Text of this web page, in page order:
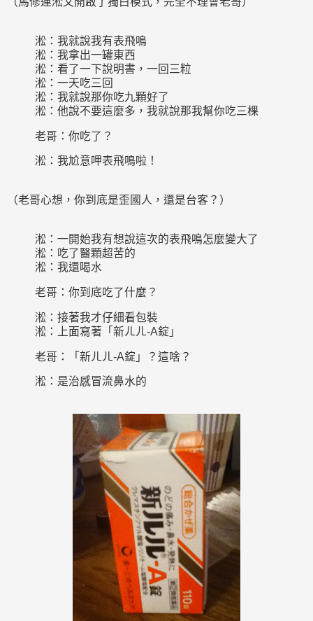
淞：我就說我有表飛鳴
淞：我拿出一罐東西
淞：看了一下說明書，一回三粒
淞：一天吃三回
淞：我就說那你吃九顆好了
淞：他說不要這麼多，我就說那我幫你吃三棵
老哥：你吃了？
淞：我尬意呷表飛鳴啦！
（老哥心想，你到底是歪國人，還是台客？）
淞：一開始我有想說這次的表飛鳴怎麼變大了
淞：吃了醫顆超苦的
淞：我還喝水
老哥：你到底吃了什麼？
淞：接著我才仔細看包裝
淞：上面寫著「新ㄦㄦ-A錠」
老哥：「新ㄦㄦ-A錠」？這啥？
淞：是治感冒流鼻水的